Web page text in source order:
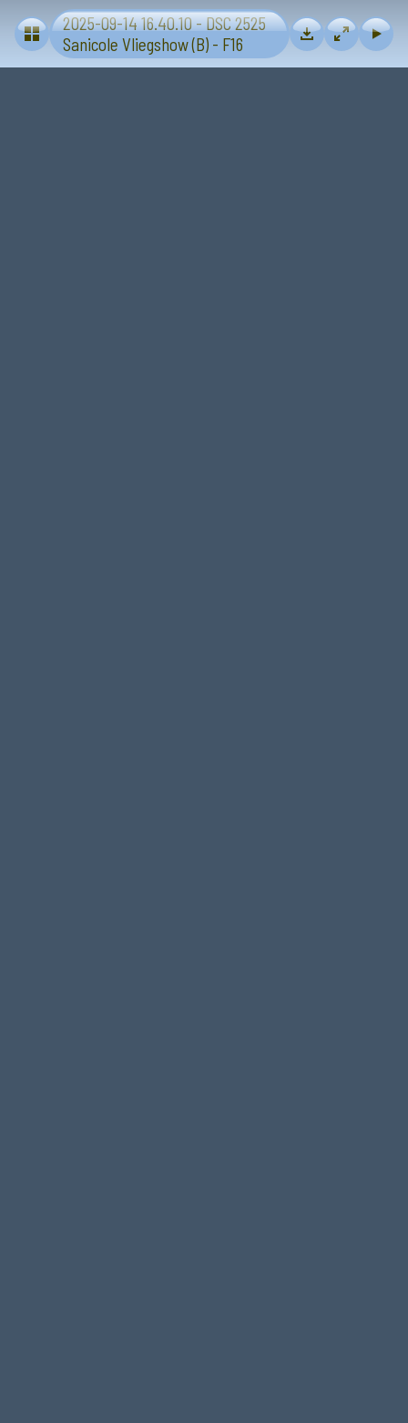
Vliegtuigen - Sanicole (B) 13 en 14 september 2025
2025-09-14 16.40.10 - DSC 2525
Sanicole Vliegshow (B) - F16